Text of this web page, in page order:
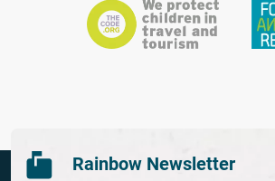
Rainbow Newsletter